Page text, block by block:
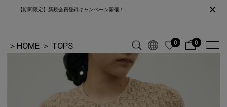
【期間限定】新規会員登録キャンペーン開催！ ×
＞ HOME ＞ TOPS 0 0